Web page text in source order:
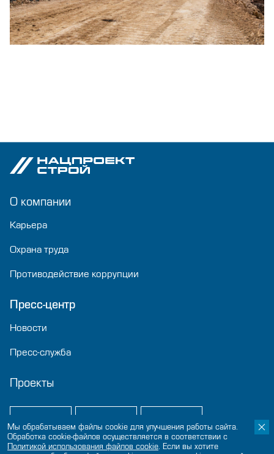
О компании
Карьера
Охрана труда
Противодействие коррупции
Пресс-центр
Новости
Пресс-служба
Проекты
Мы обрабатываем файлы cookie для улучшения работы сайта.
Обработка cookie-файлов осуществляется в соответствии с
Политикой использования файлов сookie. Если вы хотите